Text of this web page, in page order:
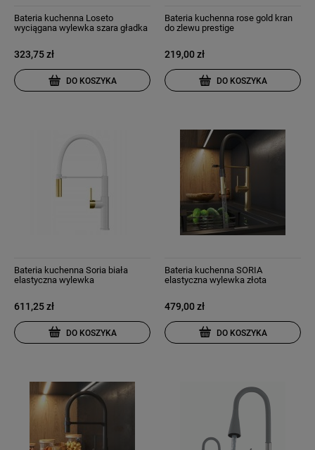
Bateria kuchenna Loseto
wyciągana wylewka szara gładka
323,75 zł
DO KOSZYKA
Bateria kuchenna rose gold kran
do zlewu prestige
219,00 zł
DO KOSZYKA
Bateria kuchenna Soria biała
elastyczna wylewka
611,25 zł
DO KOSZYKA
Bateria kuchenna SORIA
elastyczna wylewka złota
479,00 zł
DO KOSZYKA